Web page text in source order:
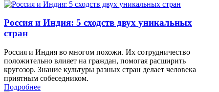
Россия и Индия: 5 сходств двух уникальных
стран
Россия и Индия во многом похожи. Их сотрудничество
положительно влияет на граждан, помогая расширить
кругозор. Знание культуры разных стран делает человека
приятным собеседником.
Подробнее